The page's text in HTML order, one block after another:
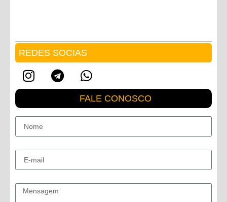
REDES SOCIAS
FALE CONOSCO